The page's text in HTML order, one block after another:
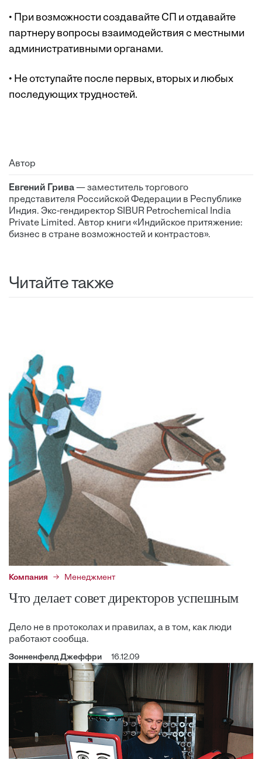
• При возможности создавайте СП и отдавайте
партнеру вопросы взаимодействия с местными
административными органами.
• Не отступайте после первых, вторых и любых
последующих трудностей.
Автор
Евгений Грива— заместитель торгового
представителя Российской Федерации в Республике
Индия. Экс-гендиректор SIBUR Petrochemical India
Private Limited. Автор книги «Индийское притяжение:
бизнес в стране возможностей и контрастов».
Читайте также
Компания Менеджмент
Что делает совет директоров успешным
Дело не в протоколах и правилах, а в том, как люди
работают сообща.
Зонненфелд Джеффри 16.12.09